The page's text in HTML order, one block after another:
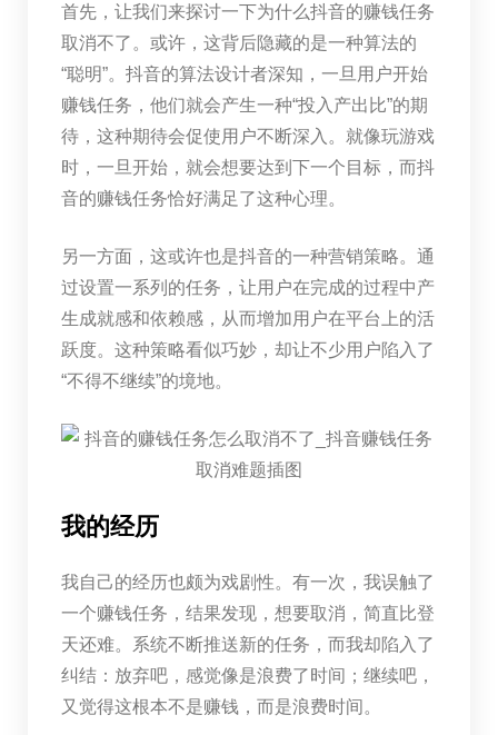
首先，让我们来探讨一下为什么抖音的赚钱任务
取消不了。或许，这背后隐藏的是一种算法的
“聪明”。抖音的算法设计者深知，一旦用户开始
赚钱任务，他们就会产生一种“投入产出比”的期
待，这种期待会促使用户不断深入。就像玩游戏
时，一旦开始，就会想要达到下一个目标，而抖
音的赚钱任务恰好满足了这种心理。
另一方面，这或许也是抖音的一种营销策略。通
过设置一系列的任务，让用户在完成的过程中产
生成就感和依赖感，从而增加用户在平台上的活
跃度。这种策略看似巧妙，却让不少用户陷入了
“不得不继续”的境地。
我的经历
我自己的经历也颇为戏剧性。有一次，我误触了
一个赚钱任务，结果发现，想要取消，简直比登
天还难。系统不断推送新的任务，而我却陷入了
纠结：放弃吧，感觉像是浪费了时间；继续吧，
又觉得这根本不是赚钱，而是浪费时间。